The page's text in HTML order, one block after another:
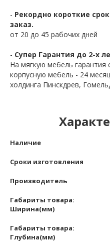
- Рекордно короткие
заказ.
от 20 до 45 рабочих дней
- Супер Гарантия до 2-х
На мягкую мебель гарантия
корпусную мебель - 24
холдинга Пинскдрев,
Наличие
Сроки изготовления
Производитель
Габариты товара:
Ширина(мм)
Габариты товара:
Глубина(мм)